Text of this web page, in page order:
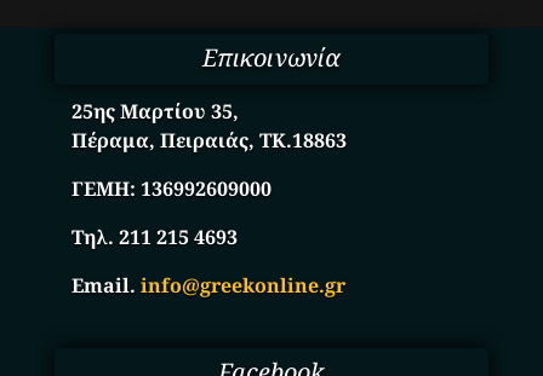
Επικοινωνία
25ης Μαρτίου 35,
Πέραμα, Πειραιάς, ΤΚ.18863
ΓΕΜΗ:136992609000
Τηλ. 211 215 4693
Email.info@greekonline.gr